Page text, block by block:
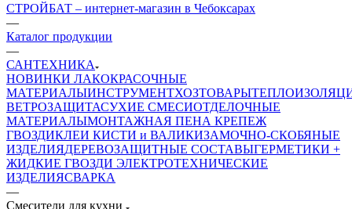
СТРОЙБАТ – интернет-магазин в Чебоксарах
—
Каталог продукции
—
САНТЕХНИКА
НОВИНКИ ЛАКОКРАСОЧНЫЕ
МАТЕРИАЛЫИНСТРУМЕНТХОЗТОВАРЫ
ВЕТРОЗАЩИТАСУХИЕ СМЕСИОТДЕЛОЧНЫЕ
МАТЕРИАЛЫМОНТАЖНАЯ ПЕНА КРЕПЕЖ
ГВОЗДИКЛЕИ КИСТИ и ВАЛИКИЗАМОЧНО-СКОБЯНЫЕ
ИЗДЕЛИЯДЕРЕВОЗАЩИТНЫЕ СОСТАВЫГЕРМЕТИКИ +
ЖИДКИЕ ГВОЗДИ ЭЛЕКТРОТЕХНИЧЕСКИЕ
ИЗДЕЛИЯСВАРКА
—
Смесители для кухни